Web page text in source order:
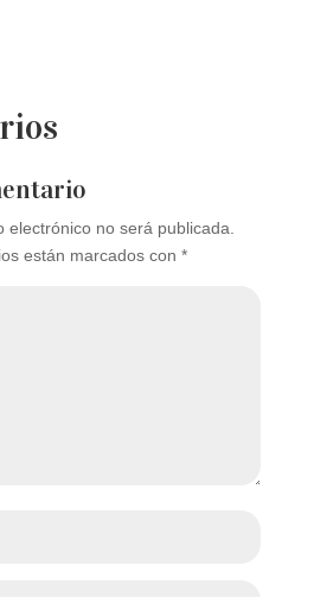
electrónico no será publicada.
están marcados con *